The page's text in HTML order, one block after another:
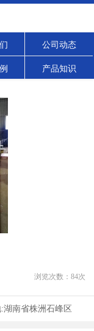
公司动态
产品知识
浏览次数： 84次
湖南省株洲石峰区